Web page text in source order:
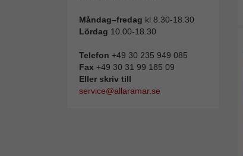
Måndag–fredag kl 8.30-18.30
Lördag 10.00-18.30
Telefon +49 30 235 949 085
Fax +49 30 31 99 185 09
Eller skriv till
service@allaramar.se